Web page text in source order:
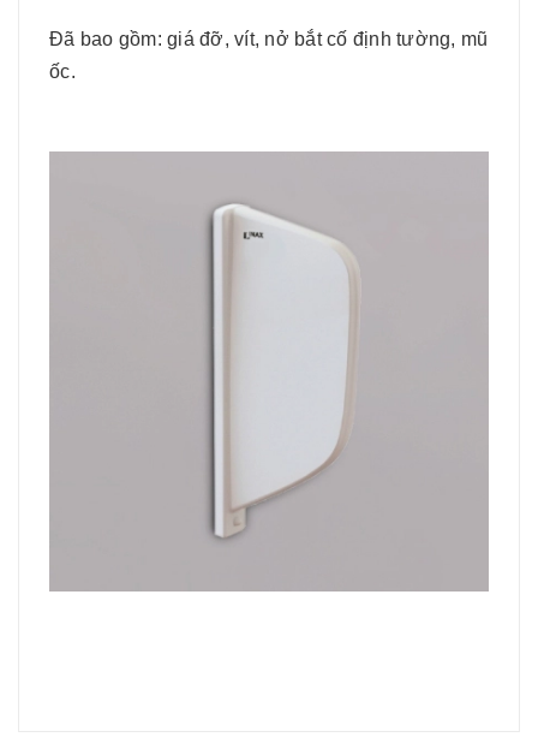
Đã bao gồm: giá đỡ, vít, nở bắt cố định tường, mũ
ốc.